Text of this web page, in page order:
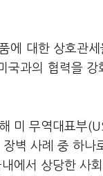
에 대한 상호관
과의 협력을 강
미 무역대표부
벽 사례 중 하나
에서 상당한 사